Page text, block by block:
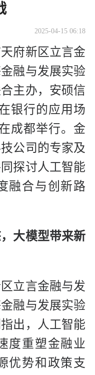
2025-04-15 06:18
府新区立言金
融与发展实验
主办，安硕信
银行的应用场
成都举行。金
公司的专家及
探讨人工智能
融合与创新路
大模型带来新
立言金融与发
融与发展实验
出，人工智能
度重塑金融业
优势和政策支